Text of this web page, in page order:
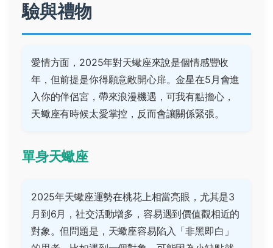
驗與禮物
愛情方面，2025年對天蠍座來說是個情感豐收
年，但前提是你得願意敞開心扉。金星在5月會進
入你的伴侶宮，帶來浪漫機遇，可我有點擔心，
天蠍座有時候太愛掌控，反而會讓關係緊張。
單身天蠍座
2025年天蠍座運勢在桃花上相當亮眼，尤其是3
月到6月，社交活動增多，容易遇到價值觀相近的
對象。但問題是，天蠍座容易陷入「非黑即白」